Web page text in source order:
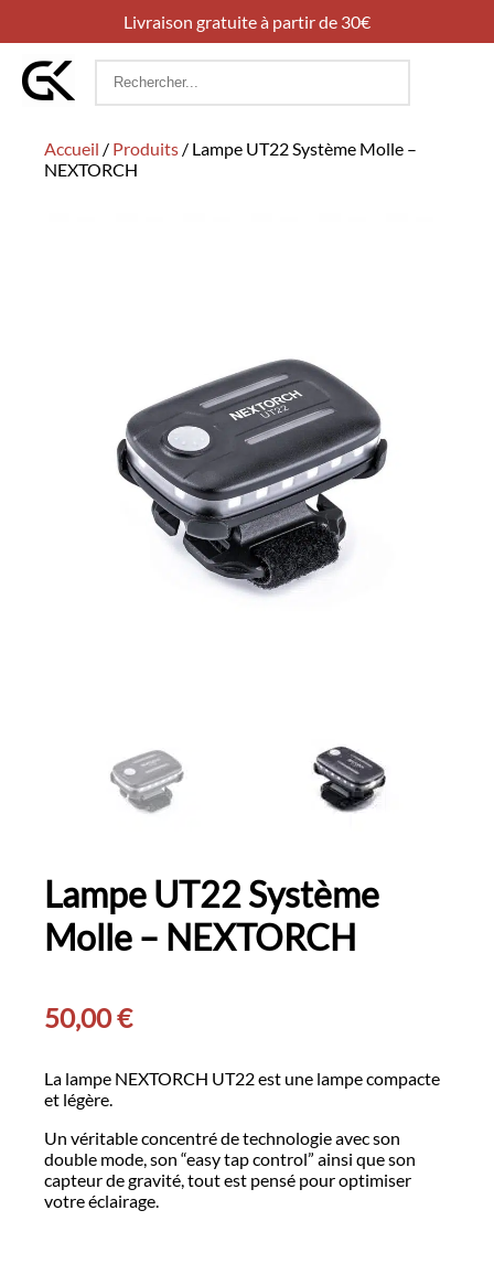
Livraison gratuite à partir de 30€
Rechercher
Accueil / Produits / Lampe UT22 Système Molle –
NEXTORCH
Lampe UT22 Système
Molle – NEXTORCH
50,00€
La lampe NEXTORCH UT22 est une lampe compacte
et légère.
Un véritable concentré de technologie avec son
double mode, son “easy tap control” ainsi que son
capteur de gravité, tout est pensé pour optimiser
votre éclairage.